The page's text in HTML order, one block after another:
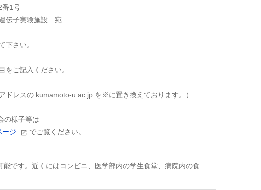
番1号
伝子実験施設 宛
下さい。
をご記入ください。
ドレスの kumamoto-u.ac.jp を※に置き換えております。）
の様子等は
ージ
でご覧ください。
です。近くにはコンビニ、医学部内の学生食堂、病院内の食